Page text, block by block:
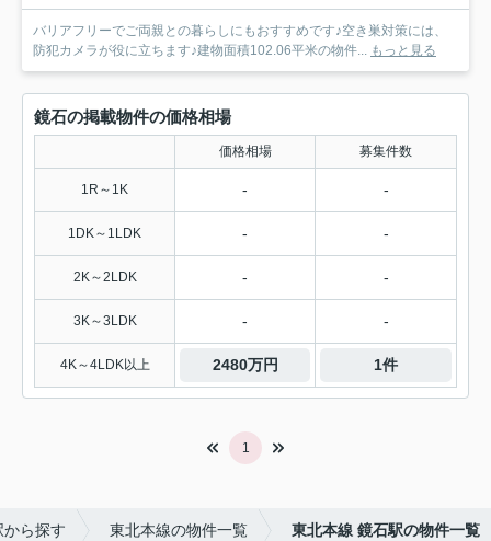
バリアフリーでご両親との暮らしにもおすすめです♪空き巣対策には、
防犯カメラが役に立ちます♪建物面積102.06平米の物件... もっと見る
鏡石の掲載物件の価格相場
価格相場 募集件数
1R～1K - -
1DK～1LDK - -
2K～2LDK - -
3K～3LDK - -
4K～4LDK以上 2480万円 1件
1
ら探す 東北本線の物件一覧 東北本線 鏡石駅の物件一覧